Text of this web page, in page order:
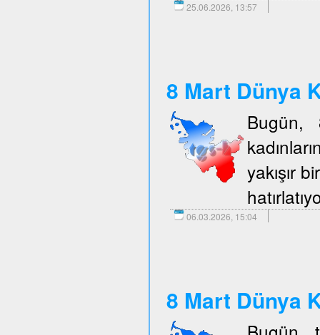
25.06.2026, 13:57
8 Mart Dünya
Bugün,
yakışır
06.03.2026, 15:04
8 Mart Dünya